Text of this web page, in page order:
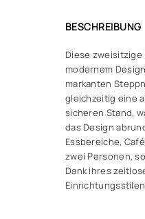
BESCHREIBUNG
Diese
modernem
markanten
gleichzeitig eine
sicheren Stand,
das Design
Essbereiche,
zwei Personen,
Dank ihres